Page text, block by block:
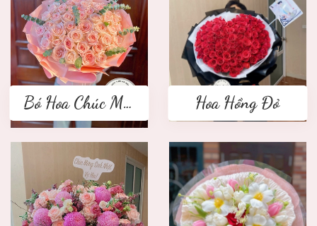
Bó Hoa Chúc Mừng Hoa Hồng Đỏ